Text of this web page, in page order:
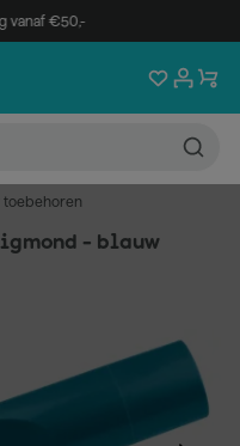
vanaf €50,-
toebehoren
- blauw